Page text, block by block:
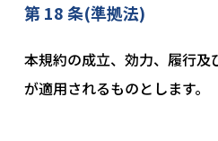
第 18 条(準拠法)
本規約の成立、効力、履行
が適用されるものとします。